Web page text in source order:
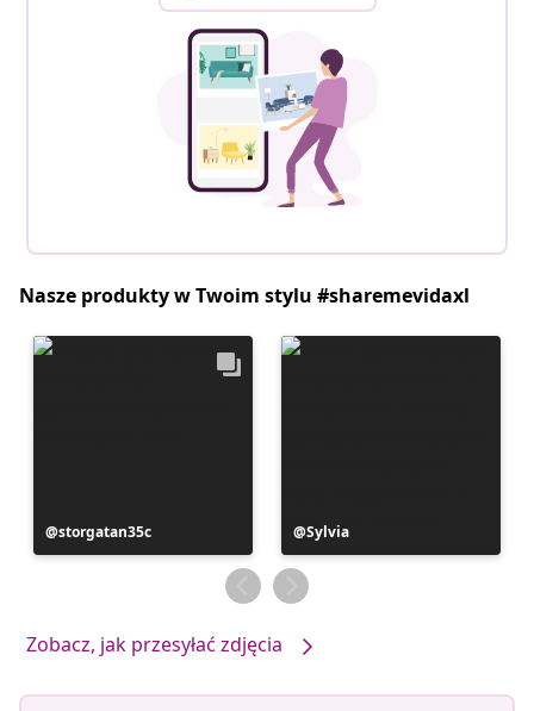
Nasze produkty w Twoim stylu #sharemevidaxl
Post
opublikowany
storgatan35c
Post
opublikowany
przez
Sylvia
Zobacz, jak przesyłać zdjęcia